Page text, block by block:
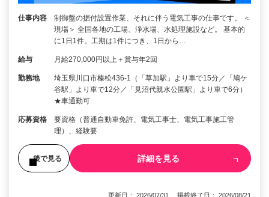
仕事内容
制御盤の据付設置作業、それに伴う電気工事の仕事です。 ＜
現場＞ 全国各地の工場、浄水場、水処理施設など。 基本的
に1日1件。工期は1件につき、1日から…
給与 月給270,000円以上＋賞与年2回
勤務地
埼玉県川口市榛松436-1（「草加駅」より車で15分／「鳩ケ
谷駅」より車で12分／「見沼代親水公園駅」より車で6分）
★車通勤可
応募資格
要資格（普通自動車免許、電気工事士、電気工事施工管
理）、経験要
後で見る 詳細を見る
更新日： 2026/07/31 掲載終了日： 2026/08/21